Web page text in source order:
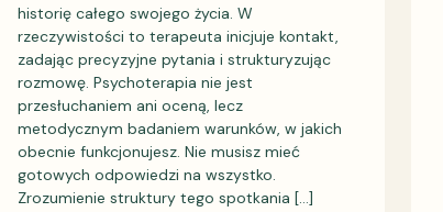
historię całego swojego życia. W
rzeczywistości to terapeuta inicjuje kontakt,
zadając precyzyjne pytania i strukturyzując
rozmowę. Psychoterapia nie jest
przesłuchaniem ani oceną, lecz
metodycznym badaniem warunków, w jakich
obecnie funkcjonujesz. Nie musisz mieć
gotowych odpowiedzi na wszystko.
Zrozumienie struktury tego spotkania […]